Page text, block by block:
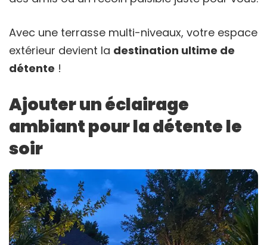
Avec une terrasse multi-niveaux, votre espace
extérieur devient la destination ultime de
détente !
Ajouter un éclairage
ambiant pour la détente le
soir